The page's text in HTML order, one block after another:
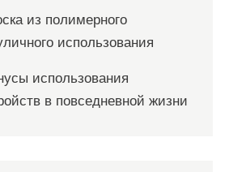
из полимерного
использования
использования
в повседневной жизни